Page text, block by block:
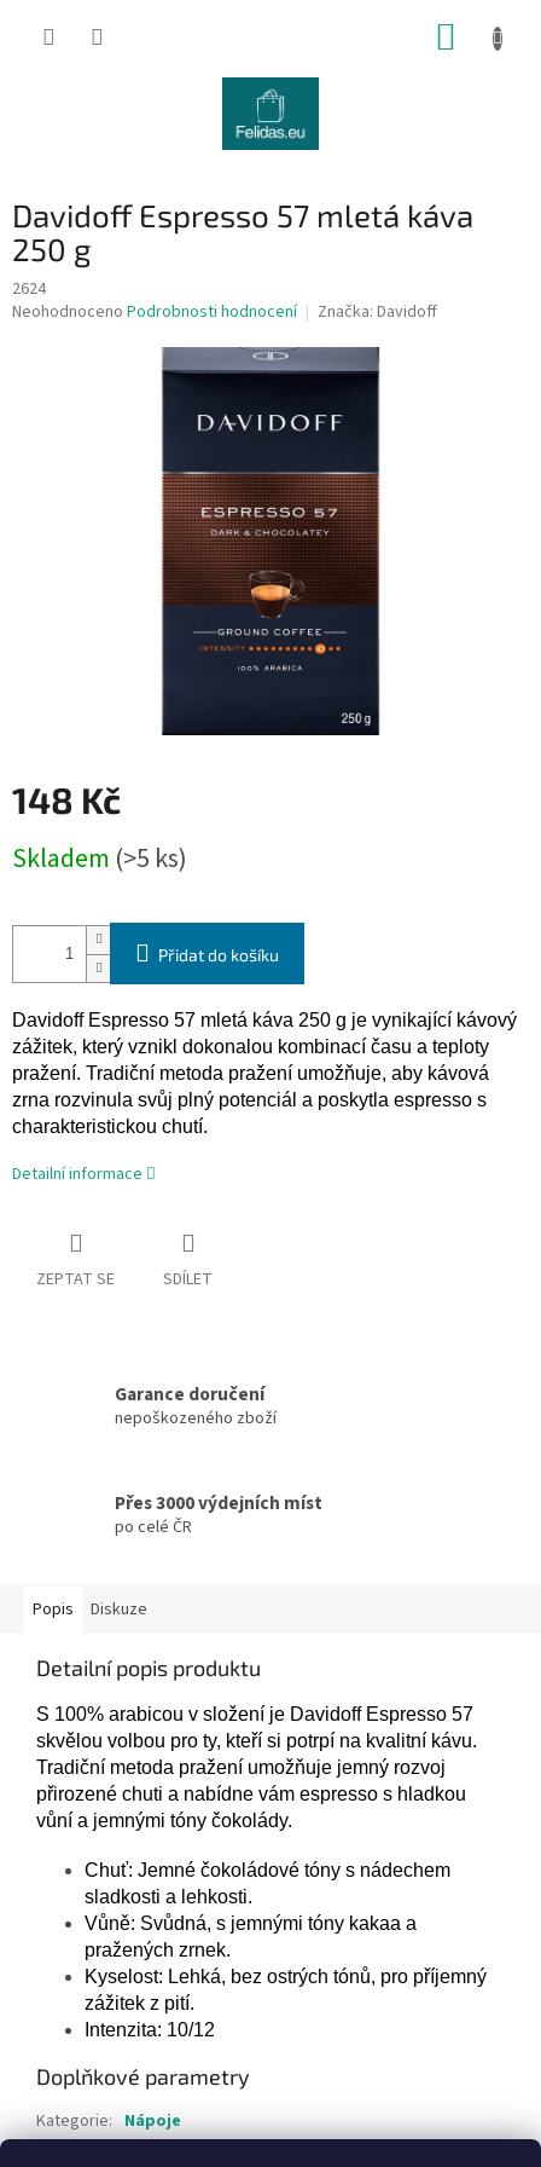
Davidoff Espresso 57 mletá káva
250 g
2624
Průměrné
Neohodnoceno Podrobnosti hodnocení Značka: Davidoff
148 Kč
cena:
Skladem (>5 ks)
Přidat do košíku
Davidoff Espresso 57 mletá káva 250 g je vynikající kávový
zážitek, který vznikl dokonalou kombinací času a teploty
pražení. Tradiční metoda pražení umožňuje, aby kávová
zrna rozvinula svůj plný potenciál a poskytla espresso s
charakteristickou chutí.
Detailní informace
ZEPTAT SE SDÍLET
Garance doručení
nepoškozeného zboží
Přes 3000 výdejních míst
po celé ČR
Popis Diskuze
Detailní popis produktu
S 100% arabicou v složení je Davidoff Espresso 57
skvělou volbou pro ty, kteří si potrpí na kvalitní kávu.
Tradiční metoda pražení umožňuje jemný rozvoj
přirozené chuti a nabídne vám espresso s hladkou
vůní a jemnými tóny čokolády.
Chuť: Jemné čokoládové tóny s nádechem
sladkosti a lehkosti.
Vůně: Svůdná, s jemnými tóny kakaa a
pražených zrnek.
Kyselost: Lehká, bez ostrých tónů, pro příjemný
zážitek z pití.
Intenzita: 10/12
Doplňkové parametry
Kategorie: Nápoje